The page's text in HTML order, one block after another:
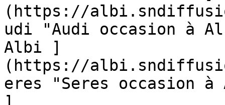
(https://
udi "Audi occasion à
Albi ]
(https://
eres "Seres occasion